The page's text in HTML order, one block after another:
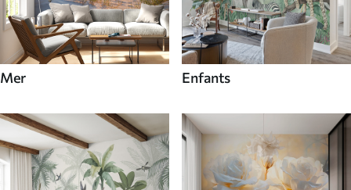
Mer Enfants